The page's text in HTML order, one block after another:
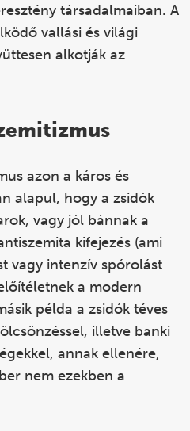
társadalmaiban. A
vallási és világi
alkotják az
azon a káros és
alapul, hogy a zsidók
vagy jól bánnak a
kifejezés (ami
vagy intenzív spórolást
a modern
példa a zsidók téves
illetve banki
annak ellenére,
nem ezekben a